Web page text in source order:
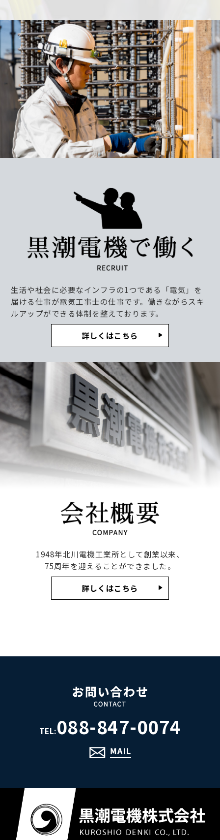
生活や社会に必要なインフラの1つである「電気」を
届ける仕事が電気工事士の仕事です。働きながらスキ
ルアップができる体制を整えております。
詳しくはこちら
1948年北川電機工業所として創業以来、
75周年を迎えることができました。
詳しくはこちら
TEL:088-847-0074